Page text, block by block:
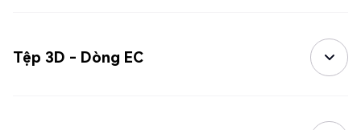
Tệp 3D - Dòng EC